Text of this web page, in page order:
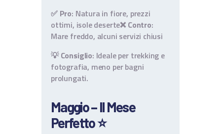
✅ Pro: Natura in fiore, prezzi
ottimi, isole deserte❌ Contro:
Mare freddo, alcuni servizi chiusi
💡Consiglio: Ideale per trekking e
fotografia, meno per bagni
prolungati.
Maggio – Il Mese
Perfetto ⭐